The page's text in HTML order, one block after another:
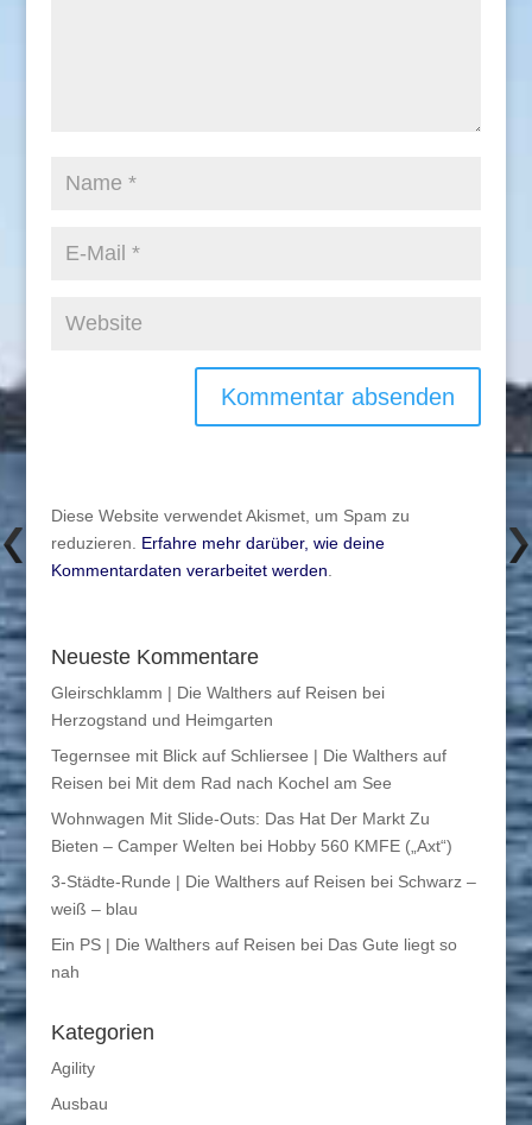
Diese Website verwendet Akismet, um Spam zu
reduzieren. Erfahre mehr darüber, wie deine
Kommentardaten verarbeitet werden
Neueste Kommentare
Gleirschklamm | Die Walthers auf Reisen bei
Herzogstand und Heimgarten
Tegernsee mit Blick auf Schliersee | Die Walthers auf
Reisen bei Mit dem Rad nach Kochel am See
Wohnwagen Mit Slide-Outs: Das Hat Der Markt Zu
Bieten – Camper Welten bei Hobby 560 KMFE („Axt“)
3-Städte-Runde | Die Walthers auf Reisen bei Schwarz –
weiß – blau
Ein PS | Die Walthers auf Reisen bei Das Gute liegt so
nah
Kategorien
Agility
Ausbau